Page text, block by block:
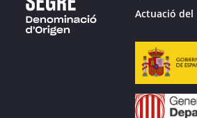
Actuació del